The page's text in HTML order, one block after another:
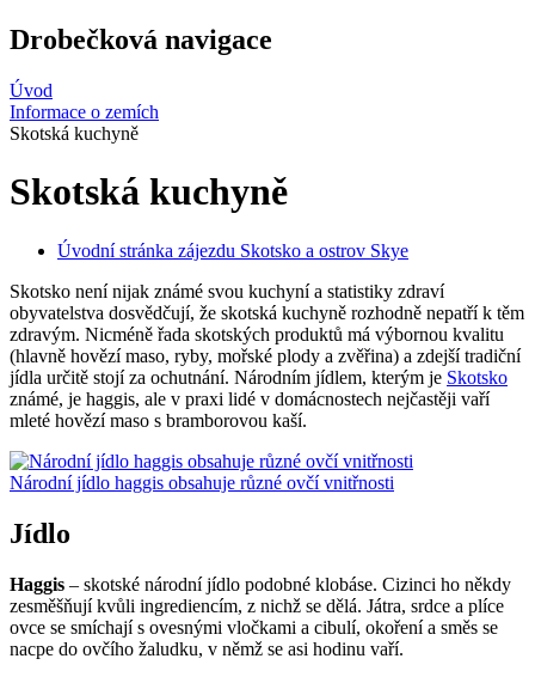
Drobečková navigace
Úvod
Informace o zemích
Skotská kuchyně
Skotská kuchyně
Úvodní stránka zájezdu Skotsko a ostrov Skye
Skotsko není nijak známé svou kuchyní a statistiky zdraví
obyvatelstva dosvědčují, že skotská kuchyně rozhodně nepatří k těm
zdravým. Nicméně řada skotských produktů má výbornou kvalitu
(hlavně hovězí maso, ryby, mořské plody a zvěřina) a zdejší tradiční
jídla určitě stojí za ochutnání. Národním jídlem, kterým je Skotsko
známé, je haggis, ale v praxi lidé v domácnostech nejčastěji vaří
mleté hovězí maso s bramborovou kaší.
Národní jídlo haggis obsahuje různé ovčí vnitřnosti
Jídlo
Haggis – skotské národní jídlo podobné klobáse. Cizinci ho někdy
zesměšňují kvůli ingrediencím, z nichž se dělá. Játra, srdce a plíce
ovce se smíchají s ovesnými vločkami a cibulí, okoření a směs se
nacpe do ovčího žaludku, v němž se asi hodinu vaří.